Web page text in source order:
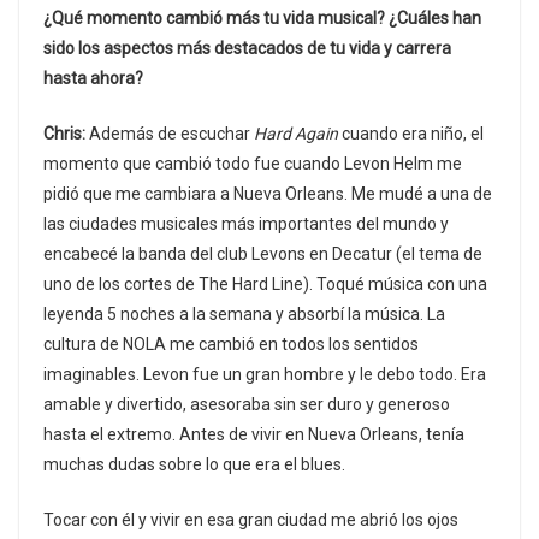
¿Qué momento cambió más tu vida musical? ¿Cuáles han
sido los aspectos más destacados de tu vida y carrera
hasta ahora?
Chris:Además de escuchar Hard Againcuando era niño, el
momento que cambió todo fue cuando Levon Helm me
pidió que me cambiara a Nueva Orleans. Me mudé a una de
las ciudades musicales más importantes del mundo y
encabecé la banda del club Levons en Decatur (el tema de
uno de los cortes de The Hard Line). Toqué música con una
leyenda 5 noches a la semana y absorbí la música. La
cultura de NOLA me cambió en todos los sentidos
imaginables. Levon fue un gran hombre y le debo todo. Era
amable y divertido, asesoraba sin ser duro y generoso
hasta el extremo. Antes de vivir en Nueva Orleans, tenía
muchas dudas sobre lo que era el blues.
Tocar con él y vivir en esa gran ciudad me abrió los ojos